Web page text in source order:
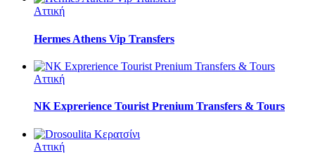
Αττική
Hermes Athens Vip Transfers
Αττική
NK Exprerience Tourist Prenium Transfers & Tours
Αττική